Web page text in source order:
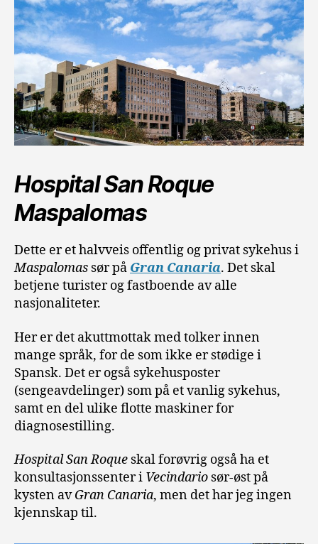
Hospital San Roque
Maspalomas
Dette er et halvveis offentlig og privat sykehus i
Maspalomas sør på Gran Canaria. Det skal
betjene turister og fastboende av alle
nasjonaliteter.
Her er det akuttmottak med tolker innen
mange språk, for de som ikke er stødige i
Spansk. Det er også sykehusposter
(sengeavdelinger) som på et vanlig sykehus,
samt en del ulike flotte maskiner for
diagnosestilling.
Hospital San Roque skal forøvrig også ha et
konsultasjonssenter i Vecindario sør-øst på
kysten avGran Canaria, men det har jeg ingen
kjennskap til.